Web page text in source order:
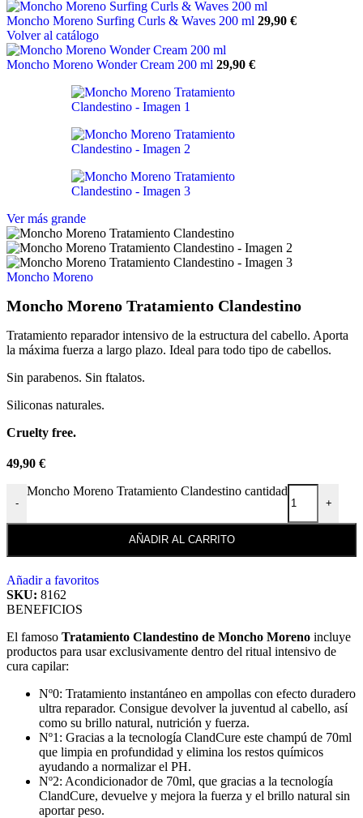
Moncho Moreno Surfing Curls & Waves 200 ml 29,90 €
Volver al catálogo
Moncho Moreno Wonder Cream 200 ml 29,90 €
Ver más grande
Moncho Moreno
Moncho Moreno Tratamiento Clandestino
Tratamiento reparador intensivo de la estructura del cabello. Aporta
la máxima fuerza a largo plazo. Ideal para todo tipo de cabellos.
Sin parabenos. Sin ftalatos.
Siliconas naturales.
Cruelty free.
49,90 €
-
Moncho Moreno Tratamiento Clandestino cantidad
+
AÑADIR AL CARRITO
Añadir a favoritos
SKU: 8162
BENEFICIOS
El famoso Tratamiento Clandestino de Moncho Moreno incluye
productos para usar exclusivamente dentro del ritual intensivo de
cura capilar:
Nº0: Tratamiento instantáneo en ampollas con efecto duradero
ultra reparador. Consigue devolver la juventud al cabello, así
como su brillo natural, nutrición y fuerza.
Nº1: Gracias a la tecnología ClandCure este champú de 70ml
que limpia en profundidad y elimina los restos químicos
ayudando a normalizar el PH.
Nº2: Acondicionador de 70ml, que gracias a la tecnología
ClandCure, devuelve y mejora la fuerza y el brillo natural sin
aportar peso.